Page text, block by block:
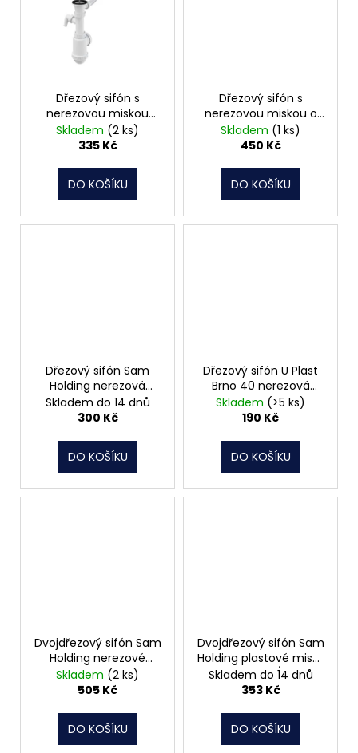
Dřezový sifón s
nerezovou miskou
DN70 a flexi přepadem
a přípojkou
Skladem (2 ks)
335 Kč
DO KOŠÍKU
Dřezový sifón s
nerezovou miskou o
průměru 115mm
Skladem (1 ks)
450 Kč
DO KOŠÍKU
Dřezový sifón Sam
Holding nerezová
miska, pračkový vývod,
T-707 DN50/DN40
Skladem do 14 dnů
300 Kč
DO KOŠÍKU
Dřezový sifón U Plast
Brno 40 nerezová
miska, pračkový vývod,
ED30440
Skladem (>5 ks)
190 Kč
DO KOŠÍKU
Dvojdřezový sifón Sam
Holding nerezové
misky T-724
DN50/DN40 620984
Skladem (2 ks)
505 Kč
DO KOŠÍKU
Dvojdřezový sifón Sam
Holding plastové misky
T-723 DN50/DN40
Skladem do 14 dnů
353 Kč
DO KOŠÍKU